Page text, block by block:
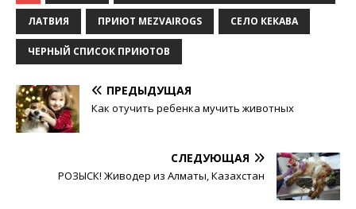
ЛАТВИЯ ПРИЮТ MEZVAIROGS СЕЛО КЕКАВА
ЧЕРНЫЙ СПИСОК ПРИЮТОВ
ПРЕДЫДУЩАЯ
Как отучить ребенка мучить животных
СЛЕДУЮЩАЯ
РОЗЫСК! Живодер из Алматы, Казахстан